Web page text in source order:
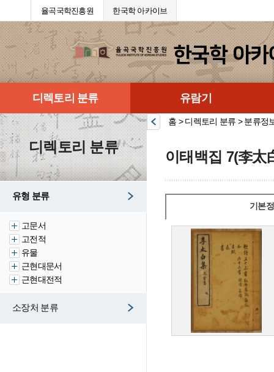
율곡국학진흥원 한국학 아카이브
디렉토리 분류 유람기
디렉토리 분류
유형 분류
고문서
고전적
유물
근현대문서
근현대전적
소장처 분류
홈 > 디렉토리 분류 > 분류정
이태백집 7(李太
기본